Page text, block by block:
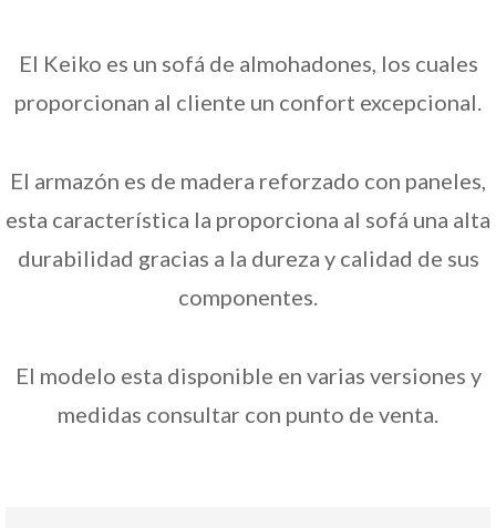
El Keiko es un sofá de almohadones, los cuales
proporcionan al cliente un confort excepcional.
El armazón es de madera reforzado con paneles,
esta característica la proporciona al sofá una alta
durabilidad gracias a la dureza y calidad de sus
componentes.
El modelo esta disponible en varias versiones y
medidas consultar con punto de venta.